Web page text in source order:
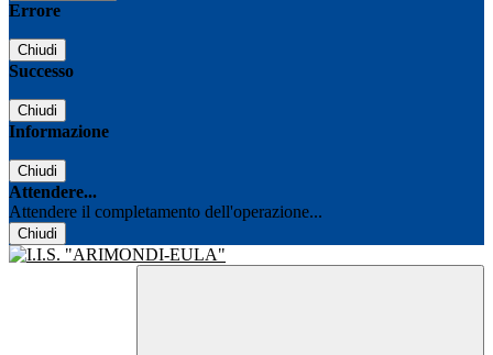
Errore
Chiudi
Successo
Chiudi
Informazione
Chiudi
Attendere...
Attendere il completamento dell'operazione...
Chiudi